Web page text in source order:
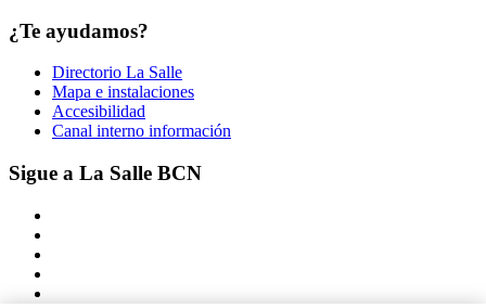
¿Te ayudamos?
Directorio La Salle
Mapa e instalaciones
Accesibilidad
Canal interno información
Sigue a La Salle BCN